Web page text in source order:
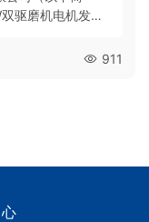
驱磨机电机发布
，为资源的高效
井喷形势，随之
911